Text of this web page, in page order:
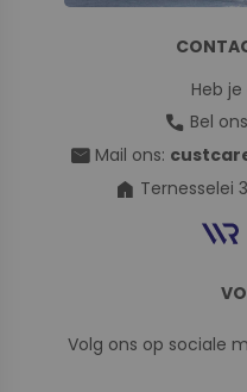
Heb
call Bel
mail Mail ons:
home Ternesselei
Volg ons op sociale